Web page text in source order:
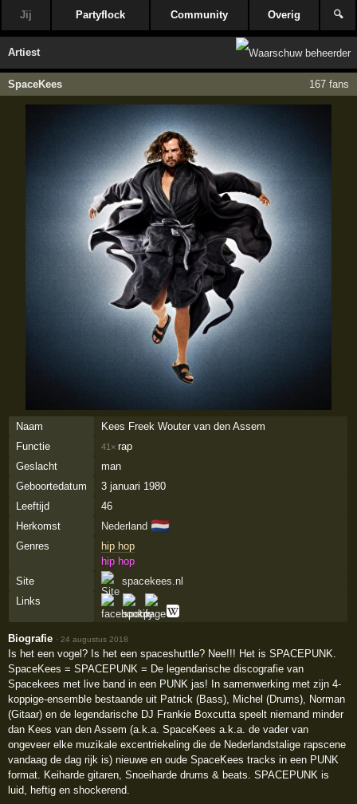
Jij Partyflock Community Overig 🔍
Artiest
SpaceKees 167 fans
Naam
Kees Freek Wouter van den Assem
Functie
41× rap
Geslacht
man
Geboortedatum
3 januari 1980
Leeftijd
46
Herkomst
Nederland 🇳🇱
Genres
hip hop
hip hop
Site
spacekees.nl
Links
Biografie ·24 augustus 2018
Is het een vogel? Is het een spaceshuttle? Nee!!! Het is SPACEPUNK.
SpaceKees = SPACEPUNK = De legendarische discografie van
Spacekees met live band in een PUNK jas! In samenwerking met zijn 4-
koppige-ensemble bestaande uit Patrick (Bass), Michel (Drums), Norman
(Gitaar) en de legendarische DJ Frankie Boxcutta speelt niemand minder
dan Kees van den Assem (a.k.a. SpaceKees a.k.a. de vader van
ongeveer elke muzikale excentriekeling die de Nederlandstalige rapscene
vandaag de dag rijk is) nieuwe en oude SpaceKees tracks in een PUNK
format. Keiharde gitaren, Snoeiharde drums & beats. SPACEPUNK is
luid, heftig en shockerend.